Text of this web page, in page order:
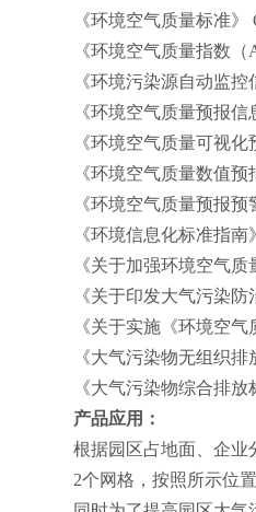
《环境空气质量标准》
《环境空气质量指数（
《环境污染源自动监控
《环境空气质量预报
《环境空气质量可视
《环境空气质量数值
《环境空气质量预报
《环境信息化标准指南
《关于加强环境空气
《关于印发大气污染
《关于实施《环境空
《大气污染物无组织
《大气污染物综合排放
产品应用：
根据园区占地面、企业
2个网格，按照所示位